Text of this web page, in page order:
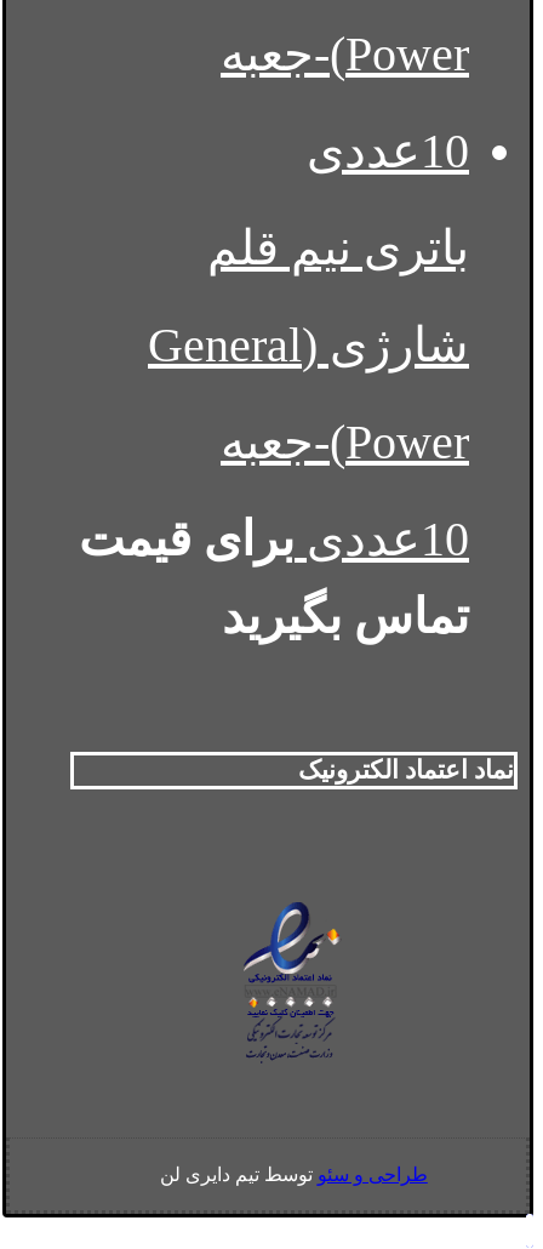
باتری نیم قلم
شارژی (General
Power)-جعبه
10عددی
برای قیمت
تماس بگیرید
نماد اعتماد الکترونیک
طراحی و سئو توسط تیم دایری لن